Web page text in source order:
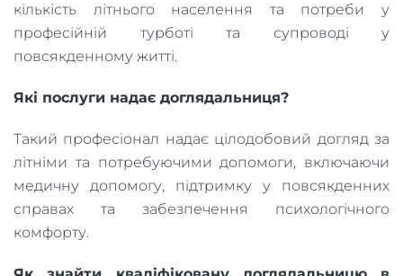
кількість літнього населення та потреби у
професійній турботі та супроводі у
повсякденному житті.
Які послуги надає доглядальниця?
Такий професіонал надає цілодобовий догляд за
літніми та потребуючими допомоги, включаючи
медичну допомогу, підтримку у повсякденних
справах та забезпечення психологічного
комфорту.